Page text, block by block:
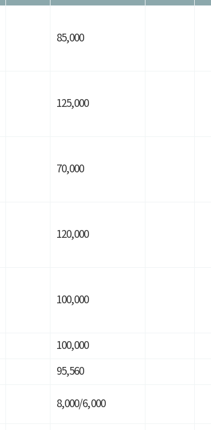
85,000
125,000
70,000
120,000
100,000
100,000
95,560
8,000/6,000